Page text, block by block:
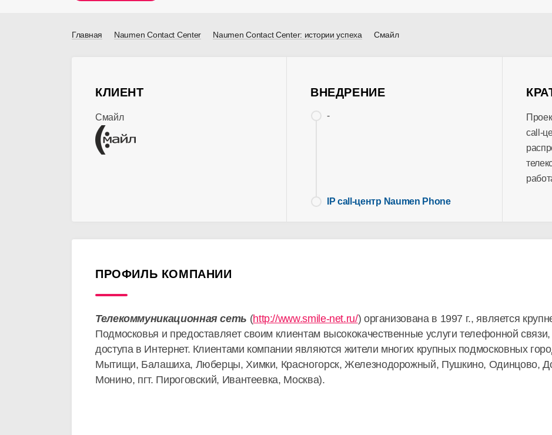
Главная Naumen Contact Center Naumen Contact Center: истории успеха Смайл
КЛИЕНТ
Смайл
ВНЕДРЕНИЕ
-
IP call-центр Naumen Phone
call-
ПРОФИЛЬ КОМПАНИИ
Телекоммуникационная сеть (http://www.smile-net.ru/) организована в 1997 г., является
Подмосковья и предоставляет своим клиентам высококачественные услуги телефонной
доступа в Интернет. Клиентами компании являются жители многих крупных подмосковных
Мытищи, Балашиха, Люберцы, Химки, Красногорск, Железнодорожный, Пушкино, Одинцово,
Монино, пгт. Пироговский, Ивантеевка, Москва).